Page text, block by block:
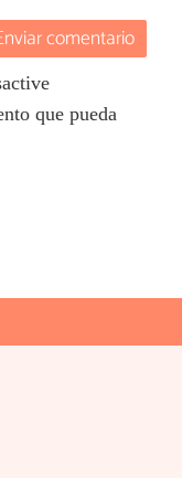
comentario
que pueda